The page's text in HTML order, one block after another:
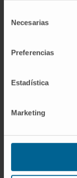
Necesarias
Preferencias
Estadística
Marketing
La Dra.
revistas
nacionales y
orales
Ha sido
nacionales
and
Ha